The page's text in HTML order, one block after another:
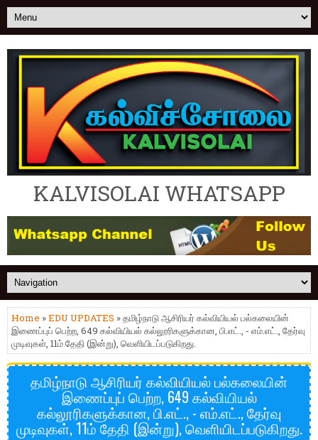
KALVISOLAI WHATSAPP
Home »EDU UPDATES » தமிழ்நாடு ஆசிரியர் கல்வியியல் பல்கலையின்
இணைப்புப் பெற்ற, 649 கல்வியியல் கல்லூரிகளுக்கான, பி.எட்., - எம்.எட்., தேர்வு
முடிவுகள், 11ம் தேதி (இன்று), வெளியிடப்படுகிறது.
தமிழ்நாடு ஆசிரியர் கல்வியியல் பல்கலையின்
இணைப்புப் பெற்ற, 649 கல்வியியல்
கல்லூரிகளுக்கான, பி.எட்., - எம்.எட்., தேர்வு
முடிவுகள், 11ம் தேதி (இன்று), வெளியிடப்படுகிறது.